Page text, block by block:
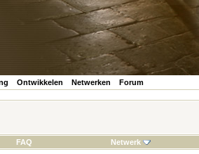
Ontwikkelen Netwerken Forum
FAQ
Netwerk